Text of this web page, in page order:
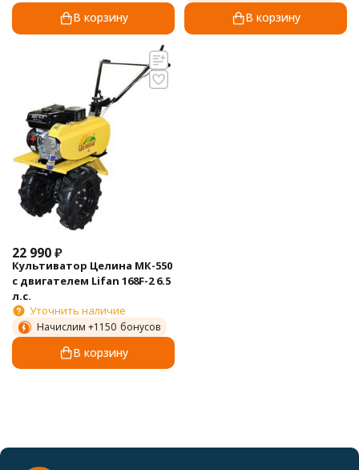
В корзину В корзину
22 990₽
Культиватор Целина МК-550
с двигателем Lifan 168F-2 6.5
л.с.
Уточнить наличие
Начислим +1150 бонусов
В корзину